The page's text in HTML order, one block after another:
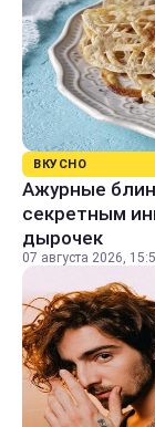
ВКУСНО
Ажурные
секретным
дырочек
07 августа 2026,